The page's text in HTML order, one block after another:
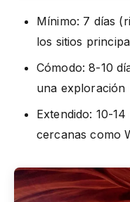
Mínimo: 7 días
los sitios
Cómodo: 8-10
una exploración
Extendido: 10-
cercanas como